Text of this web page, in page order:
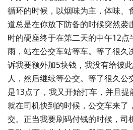
循环的时候，以烟味为主，体味、
道总是在你放下防备的时候突然袭
时的硬座终于在第二天的中午12
雨，站在公交车站等车。等了很久
诉我要额外加5块钱，我没有给彼
人，然后继续等公交。等了很久公
是13点了，我又开始打车，并且提
就在司机快到的时候，公交车来了
交。正当我要刷码付钱的时候，司